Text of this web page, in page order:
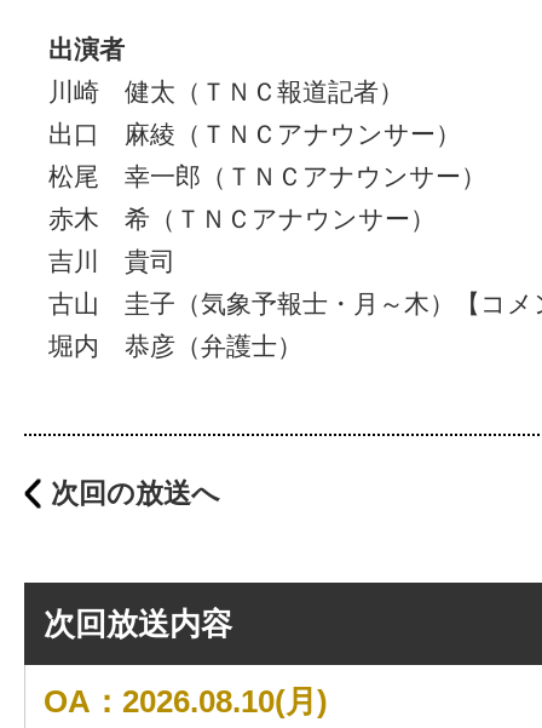
出演者
川崎 健太（ＴＮＣ報道記者）
出口 麻綾（ＴＮＣアナウンサー）
松尾 幸一郎（ＴＮＣアナウンサー）
赤木 希（ＴＮＣアナウンサー）
吉川 貴司
古山 圭子（気象予報士・月～木）【コメ
堀内 恭彦（弁護士）
次回の放送へ
次回放送内容
OA：2026.08.10(月)